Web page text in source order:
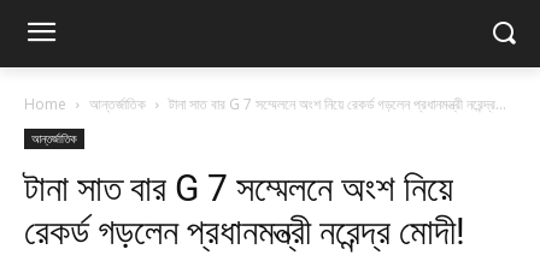
Home আন্তর্জাতিক টানা সাত বার G 7 সম্মেলনে অংশ নিয়ে রেকর্ড গড়লেন প্রধানমন্ত্রী নরেন্দ্র...
আন্তর্জাতিক
টানা সাত বার G 7 সম্মেলনে অংশ নিয়ে
রেকর্ড গড়লেন প্রধানমন্ত্রী নরেন্দ্র মোদী!